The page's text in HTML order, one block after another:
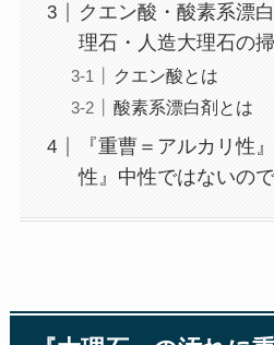
クエン酸・酸素系漂
理石・人造大理石の
クエン酸とは
酸素系漂白剤とは
『重曹＝アルカリ性
性』中性ではないの